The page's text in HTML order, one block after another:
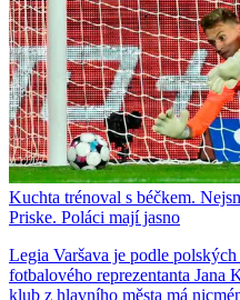
Kuchta trénoval s béčkem.
Priske. Poláci mají jasno
Legia Varšava je podle
fotbalového reprezentanta
klub z hlavního města má